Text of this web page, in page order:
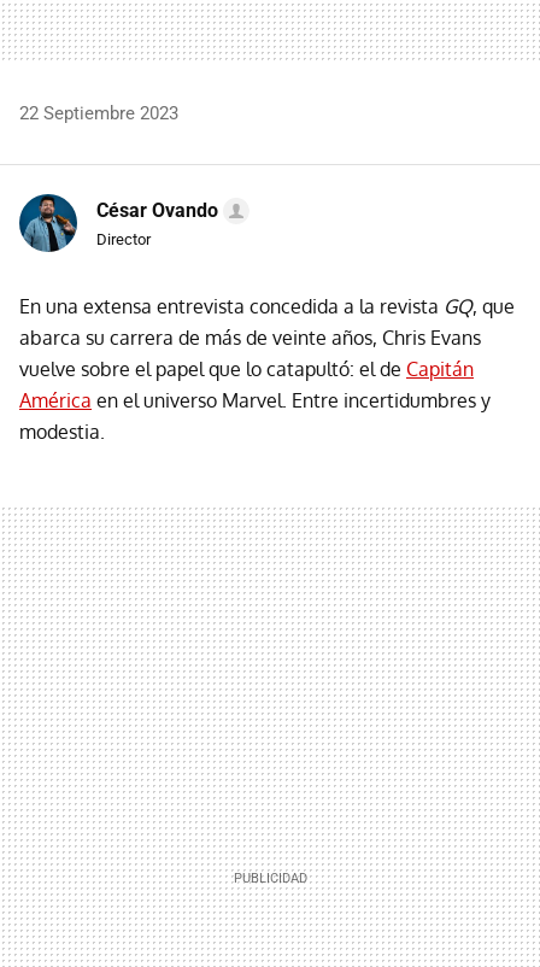
22 Septiembre 2023
César Ovando
Director
En una extensa entrevista concedida a la revista GQ, que
abarca su carrera de más de veinte años, Chris Evans
vuelve sobre el papel que lo catapultó: el de Capitán
América en el universo Marvel. Entre incertidumbres y
modestia.